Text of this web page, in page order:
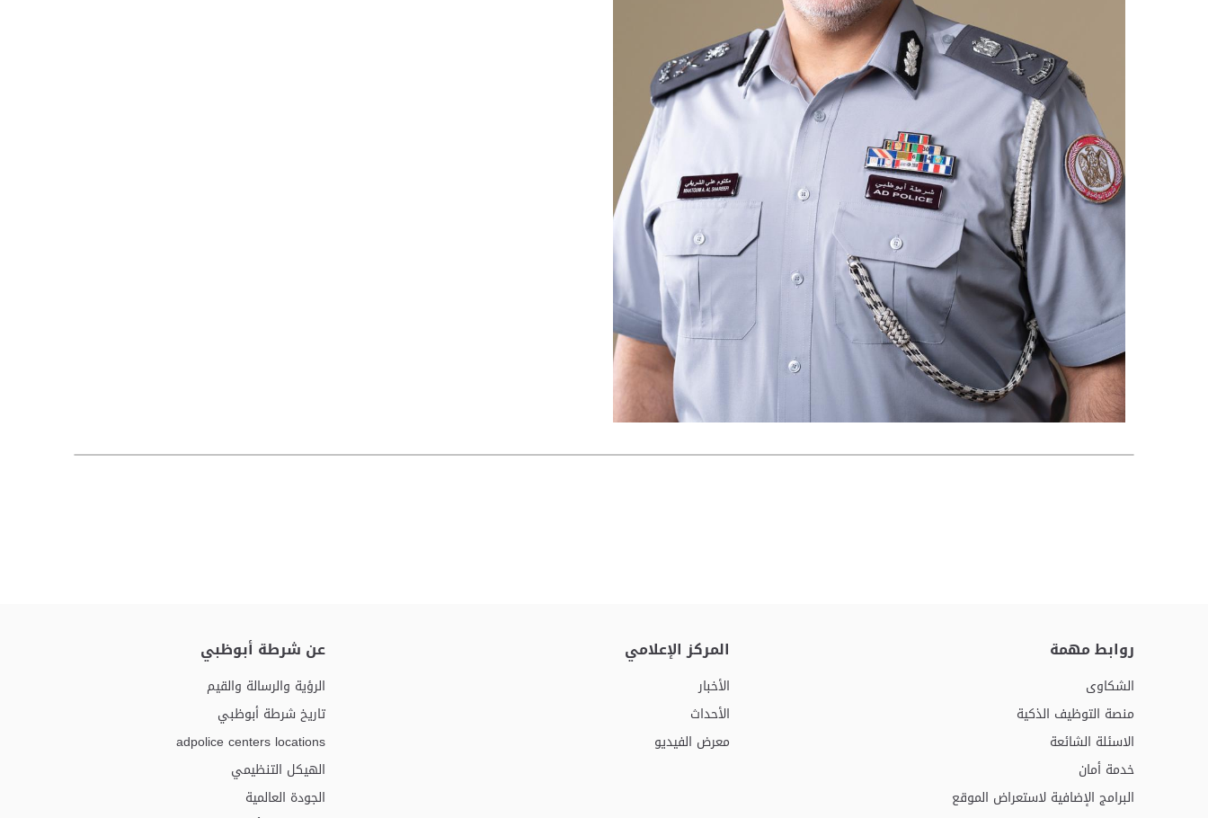
روابط مهمة
الشكاوى
منصة التوظيف الذكية
الاسئلة الشائعة
خدمة أمان
البرامج الإضافية لاستعراض الموقع
المركز الإعلامي
الأخبار
الأحداث
معرض الفيديو
عن شرطة أبوظبي
الرؤية والرسالة والقيم
تاريخ شرطة أبوظبي
adpolice centers locations
الهيكل التنظيمي
الجودة العالمية